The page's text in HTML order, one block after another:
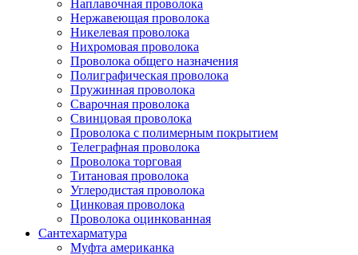
Наплавочная проволока
Нержавеющая проволока
Никелевая проволока
Нихромовая проволока
Проволока общего назначения
Полиграфическая проволока
Пружинная проволока
Сварочная проволока
Свинцовая проволока
Проволока с полимерным покрытием
Телеграфная проволока
Проволока торговая
Титановая проволока
Углеродистая проволока
Цинковая проволока
Проволока оцинкованная
Сантехарматура
Муфта американка